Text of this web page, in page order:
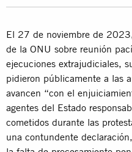
El 27 de noviembre de
de la ONU sobre reunión
ejecuciones extrajudiciales,
pidieron públicamente a las
avancen “con el
agentes del Estado
cometidos durante las
una contundente